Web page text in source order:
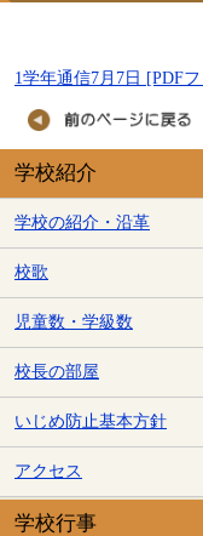
学校紹介
学校の紹介・沿革
校歌
児童数・学級数
校長の部屋
いじめ防止基本方針
アクセス
学校行事
1学年通信7月7日 [PDF